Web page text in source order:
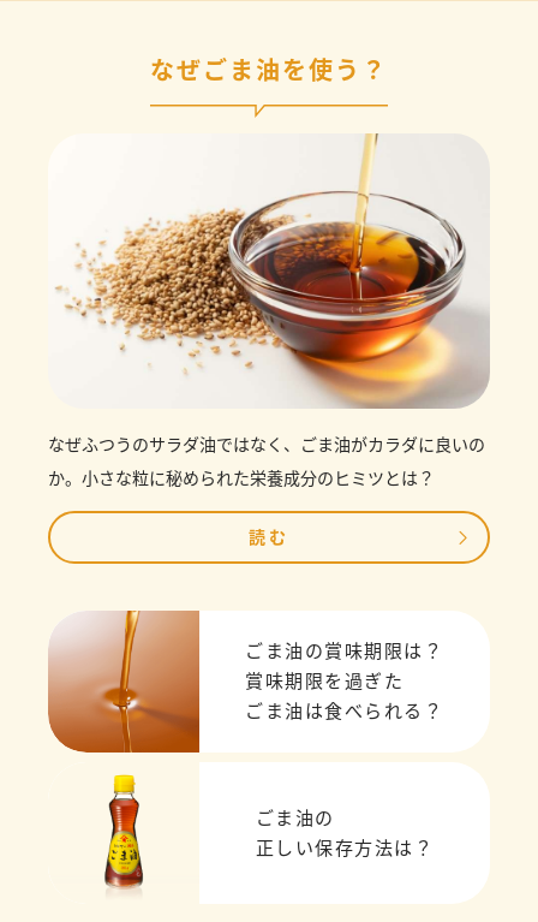
なぜごま油を使う？
なぜふつうのサラダ油ではなく、ごま油がカラダに良いの
か。小さな粒に秘められた栄養成分のヒミツとは？
読む
ごま油の賞味期限は？
賞味期限を過ぎた
ごま油は食べられる？
ごま油の
正しい保存方法は？